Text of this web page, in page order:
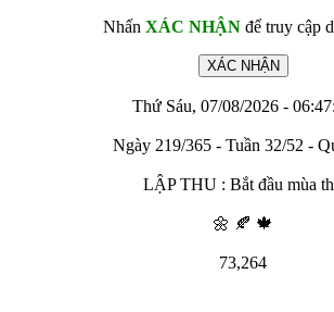
Nhấn XÁC NHẬNđể truy cập
Thứ Sáu, 07/08/2026 -
Ngày 219/365 - Tuần 32/52 -
LẬP THU : Bắt đầu mùa
🌼 🍂 🍁
73,264